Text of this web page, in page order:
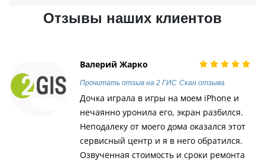
Отзывы наших клиентов
Валерий Жарко
Прочитать отзыв на 2 ГИС Скан отзыва
Дочка играла в игры на моем iPhone и
нечаянно уронила его, экран разбился.
Неподалеку от моего дома оказался этот
сервисный центр и я в него обратился.
Озвученная стоимость и сроки ремонта